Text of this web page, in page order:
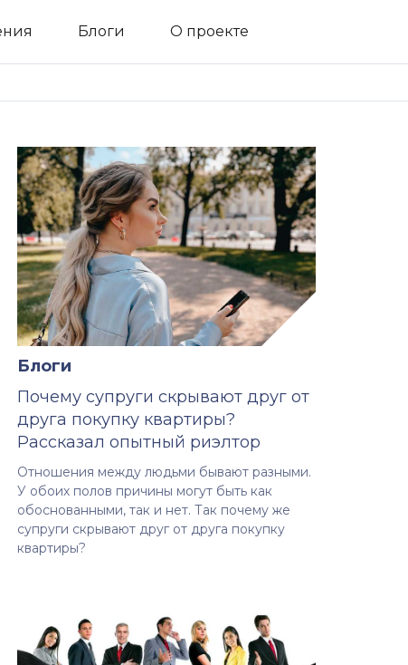
Блоги О проекте
Блоги
Почему супруги скрывают друг от
друга покупку квартиры?
Рассказал опытный риэлтор
Отношения между людьми бывают разными.
У обоих полов причины могут быть как
обоснованными, так и нет. Так почему же
супруги скрывают друг от друга покупку
квартиры?